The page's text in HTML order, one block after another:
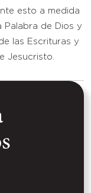
esto a medida
Palabra de Dios y
las Escrituras y
Jesucristo.